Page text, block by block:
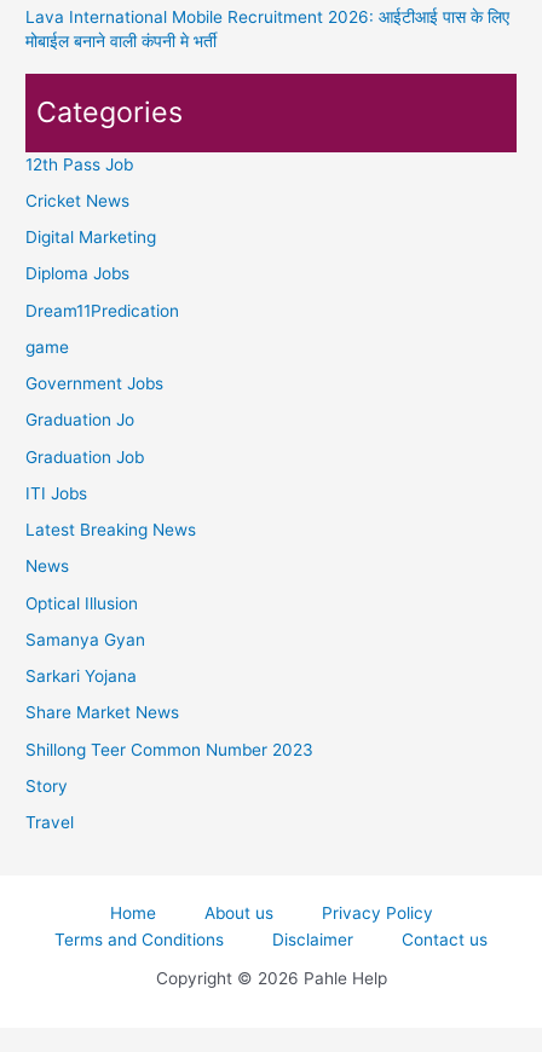
Lava International Mobile Recruitment 2026: आईटीआई पास के लिए
मोबाईल बनाने वाली कंपनी मे भर्ती
Categories
12th Pass Job
Cricket News
Digital Marketing
Diploma Jobs
Dream11Predication
game
Government Jobs
Graduation Jo
Graduation Job
ITI Jobs
Latest Breaking News
News
Optical Illusion
Samanya Gyan
Sarkari Yojana
Share Market News
Shillong Teer Common Number 2023
Story
Travel
Home About us
Privacy Policy
Terms and Conditions
Disclaimer
Contact us
Copyright © 2026 Pahle Help